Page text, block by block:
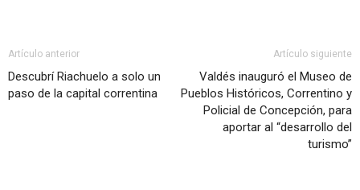
Artículo anterior
Descubrí Riachuelo a solo un
paso de la capital correntina
Artículo siguiente
Valdés inauguró el Museo de
Pueblos Históricos, Correntino y
Policial de Concepción, para
aportar al “desarrollo del
turismo”